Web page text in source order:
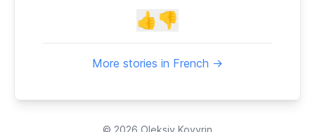
👍👎
More stories in French →
© 2026 Oleksiy Kovyrin